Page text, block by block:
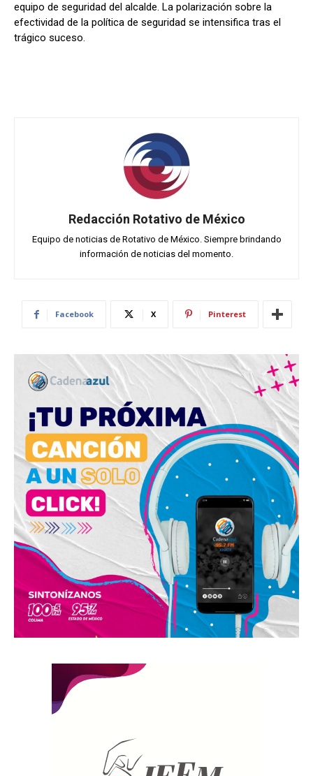
equipo de seguridad del alcalde. La polarización sobre la
efectividad de la política de seguridad se intensifica tras el
trágico suceso.
Redacción Rotativo de México
Equipo de noticias de Rotativo de México. Siempre brindando
información de noticias del momento.
Facebook X Pinterest